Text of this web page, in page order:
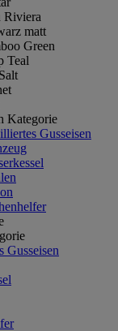
Riviera
matt
Green
Teal
Kategorie
Gusseisen
Gusseisen